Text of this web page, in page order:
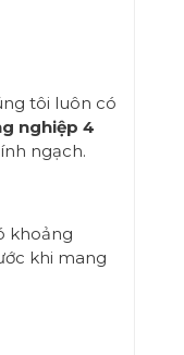
tôi luôn có
nghiệp 4
ngạch.
khoảng
khi mang